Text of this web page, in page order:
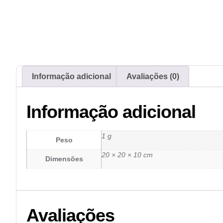
Informação adicional Avaliações (0)
Informação adicional
Peso 1 g
Dimensões 20 × 20 × 10 cm
Avaliações